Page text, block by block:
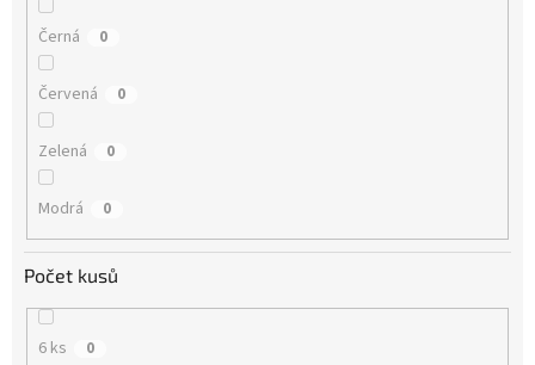
Černá 0
Červená 0
Zelená 0
Modrá 0
Počet kusů
6 ks 0